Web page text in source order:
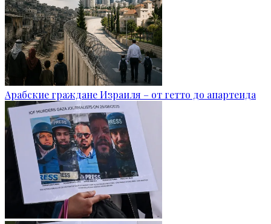
Арабские граждане Израиля – от гетто до апартеида